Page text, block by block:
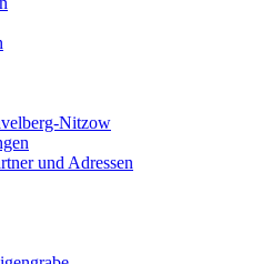
Nitzow
und Adressen